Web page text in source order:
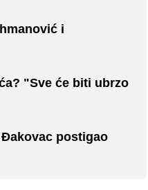
i
"Sve će biti ubrzo
postigao